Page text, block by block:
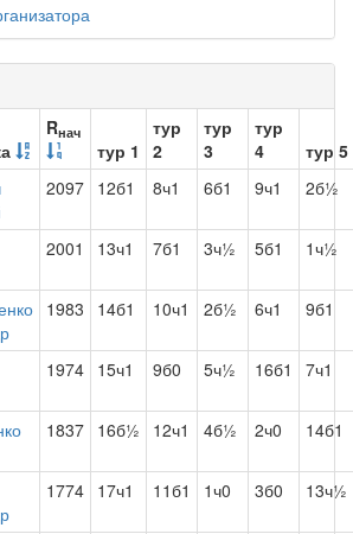
Rнач
тур 1
тур
2
тур
3
тур
4
тур 5
2097 12б1 8ч1 6б1 9ч1 2б½
2001 13ч1 7б1 3ч½ 5б1 1ч½
1983 14б1 10ч1 2б½ 6ч1 9б1
1974 15ч1 9б0 5ч½ 16б1 7ч1
1837 16б½ 12ч1 4б½ 2ч0 14б1
1774 17ч1 11б1 1ч0 3б0 13ч½